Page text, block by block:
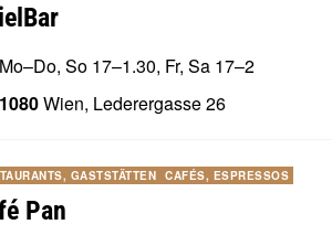
Mo–Do, So 17–1.30, Fr, Sa 17–2
1080Wien, Lederergasse 26
GASTSTÄTTEN CAFÉS, ESPRESSOS
Pan